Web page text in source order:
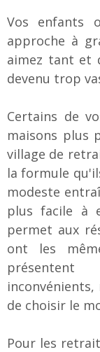
Vos enfants
approche à
aimez tant et
devenu trop
Certains de
maisons plus
village de
la formule
modeste
plus facile à
permet aux
ont les
de choisir le
Pour les